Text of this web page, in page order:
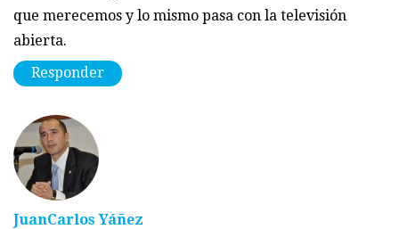
que merecemos y lo mismo pasa con la televisión
abierta.
Responder
JuanCarlos Yáñez